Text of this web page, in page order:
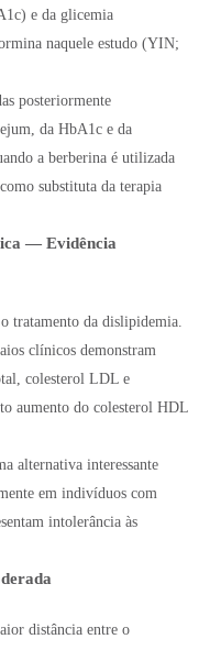
e da glicemia
naquele estudo (YIN;
posteriormente
da HbA1c e da
a berberina é utilizada
substituta da terapia
— Evidência
tratamento da dislipidemia.
clínicos demonstram
colesterol LDL e
aumento do colesterol HDL
alternativa interessante
em indivíduos com
intolerância às
distância entre o